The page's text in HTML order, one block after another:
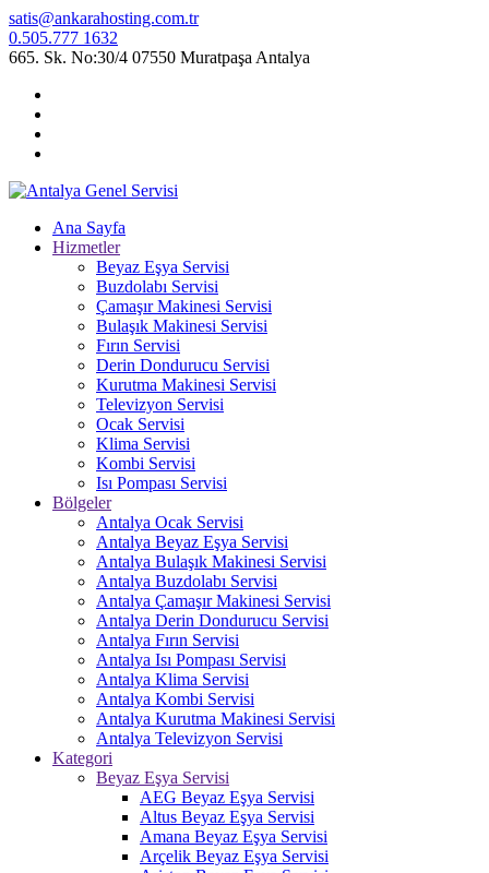
satis@ankarahosting.com.tr
0.505.777 1632
665. Sk. No:30/4 07550 Muratpaşa Antalya
Ana Sayfa
Hizmetler
Beyaz Eşya Servisi
Buzdolabı Servisi
Çamaşır Makinesi Servisi
Bulaşık Makinesi Servisi
Fırın Servisi
Derin Dondurucu Servisi
Kurutma Makinesi Servisi
Televizyon Servisi
Ocak Servisi
Klima Servisi
Kombi Servisi
Isı Pompası Servisi
Bölgeler
Antalya Ocak Servisi
Antalya Beyaz Eşya Servisi
Antalya Bulaşık Makinesi Servisi
Antalya Buzdolabı Servisi
Antalya Çamaşır Makinesi Servisi
Antalya Derin Dondurucu Servisi
Antalya Fırın Servisi
Antalya Isı Pompası Servisi
Antalya Klima Servisi
Antalya Kombi Servisi
Antalya Kurutma Makinesi Servisi
Antalya Televizyon Servisi
Kategori
Beyaz Eşya Servisi
AEG Beyaz Eşya Servisi
Altus Beyaz Eşya Servisi
Amana Beyaz Eşya Servisi
Arçelik Beyaz Eşya Servisi